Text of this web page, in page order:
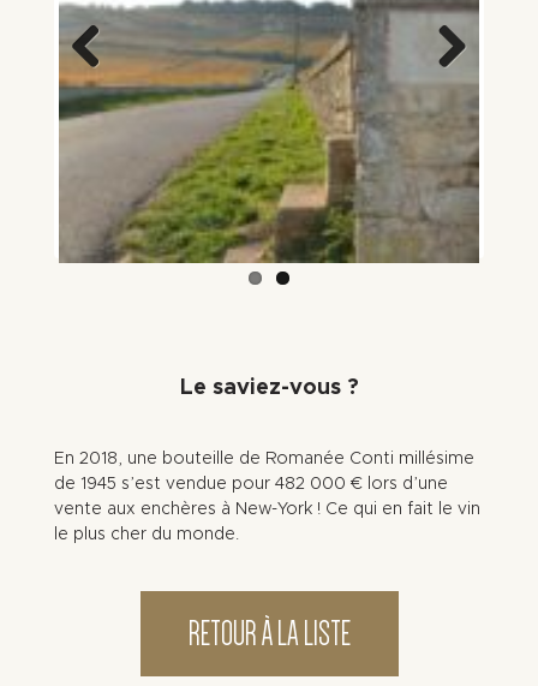
Previous Next
Le saviez-vous ?
En 2018, une bouteille de Romanée Conti millésime
de 1945 s’est vendue pour 482 000 € lors d’une
vente aux enchères à New-York ! Ce qui en fait le vin
le plus cher du monde.
RETOUR À LA LISTE